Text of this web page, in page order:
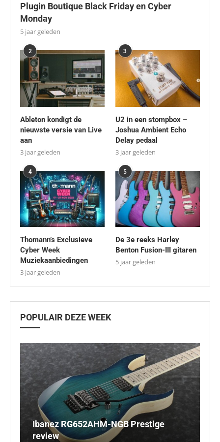
Plugin Boutique Black Friday en Cyber
Monday
5 jaar geleden
2
Ableton kondigt de
nieuwste versie van Live
aan
3 jaar geleden
3
U2 in een stompbox –
Joshua Ambient Echo
Delay pedaal
3 jaar geleden
4
Thomann’s Exclusieve
Cyber Week
Muziekaanbiedingen
3 jaar geleden
5
De 3e reeks Harley
Benton Fusion-III gitaren
5 jaar geleden
POPULAIR DEZE WEEK
Ibanez RG652AHM-NGB Prestige
review